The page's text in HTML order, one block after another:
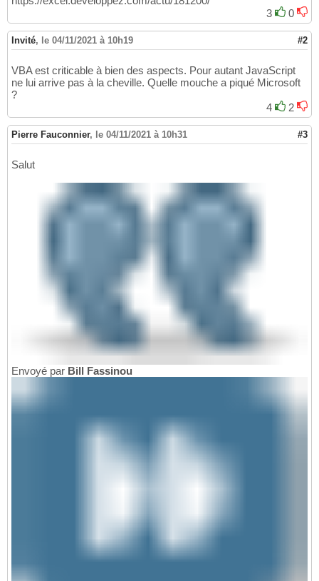
3
0
Invité, le 04/11/2021 à 10h19 #2
VBA est criticable à bien des aspects. Pour autant JavaScript
ne lui arrive pas à la cheville. Quelle mouche a piqué Microsoft
?
4
2
Pierre Fauconnier, le 04/11/2021 à 10h31 #3
Salut
Envoyé par Bill Fassinou